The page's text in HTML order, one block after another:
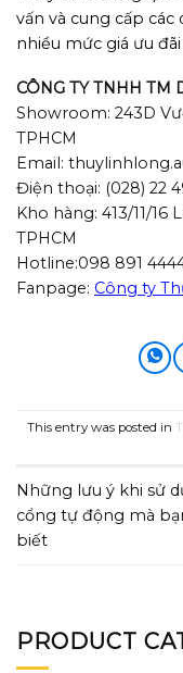
vấn và cung cấp
nhiều mức giá ưu
CÔNG TY TNHH TM
Showroom: 243D
TPHCM
Email:
Điện thoại: (028) 22
Kho hàng: 413/11/
TPHCM
Hotline:098 891
Fanpage: Công ty
This entry was posted in
Những lưu ý khi sử
cổng tự động mà
biết
PRODUCT